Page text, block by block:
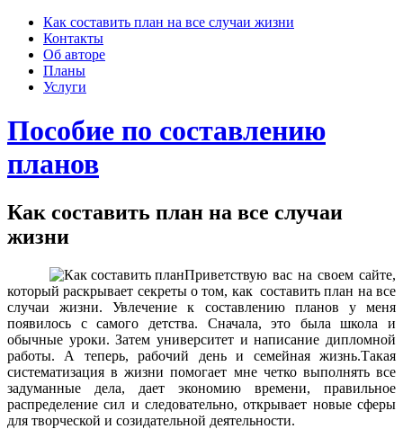
Skip
content
Как составить план на все случаи жизни
Контакты
Об авторе
Планы
Услуги
Пособие по составлению
планов
Как составить план на все случаи
жизни
Приветствую вас на своем сайте,
который раскрывает секреты о том, как составить план на все
случаи жизни. Увлечение к составлению планов у меня
появилось с самого детства. Сначала, это была школа и
обычные уроки. Затем университет и написание дипломной
работы. А теперь, рабочий день и семейная жизнь.Такая
систематизация в жизни помогает мне четко выполнять все
задуманные дела, дает экономию времени, правильное
распределение сил и следовательно, открывает новые сферы
для творческой и созидательной деятельности.